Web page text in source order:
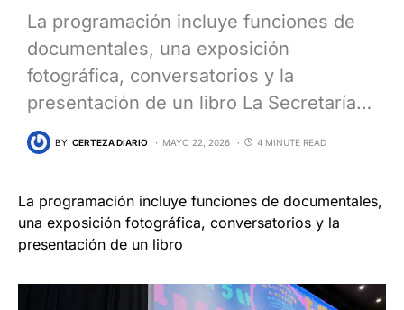
La programación incluye funciones de
documentales, una exposición
fotográfica, conversatorios y la
presentación de un libro La Secretaría…
BY CERTEZA DIARIO MAYO 22, 2026 4 MINUTE READ
La programación incluye funciones de documentales,
una exposición fotográfica, conversatorios y la
presentación de un libro